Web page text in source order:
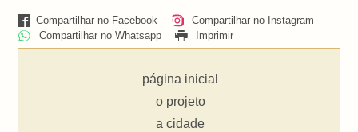
Compartilhar no Facebook
Compartilhar no Instagram
Compartilhar no Whatsapp
Imprimir
página inicial
o projeto
a cidade